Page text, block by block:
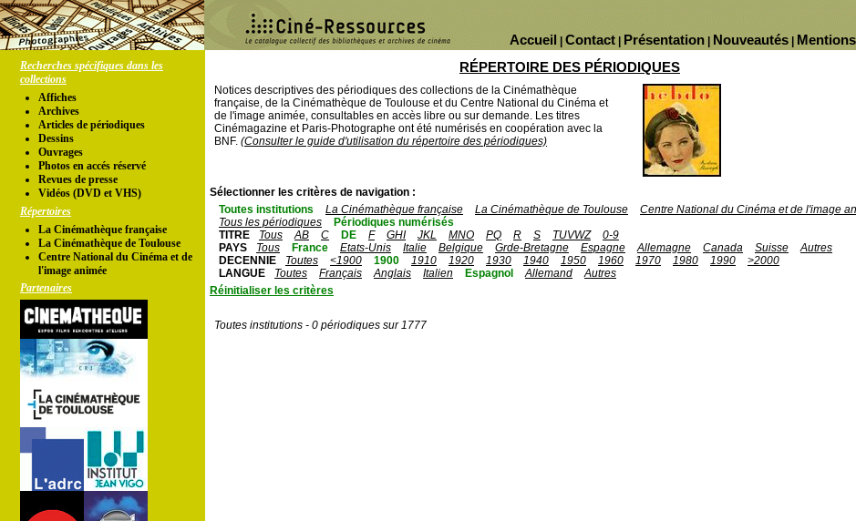
Nouveautés
Présentation
Contact
Accueil
Recherches spécifiques dans les
collections
Affiches
Archives
Articles de périodiques
Dessins
Ouvrages
Photos en accés réservé
Revues de presse
Vidéos (DVD et VHS)
Répertoires
La Cinémathèque française
La Cinémathèque de Toulouse
Centre National du Cinéma et de
l'image animée
Partenaires
RÉPERTOIRE DES PÉRIODIQUES
Notices descriptives des périodiques des collections de la Cinémathèque
française, de la Cinémathèque de Toulouse et du Centre National du Cinéma et
de l'image animée, consultables en accès libre ou sur demande. Les titres
Cinémagazine et Paris-Photographe ont été numérisés en coopération avec la
BNF. (Consulter le guide d'utilisation du répertoire des périodiques)
Sélectionner les critères de navigation :
Toutes institutions
La Cinémathèque française La Cinémathèque de Toulouse
Centre National du Cinéma et de l'image
Tous les périodiques
Périodiques numérisés
TITRE
Tous AB C DE F GHI JKL MNO PQ R S TUVWZ
0-9
PAYS
Tous France Etats-Unis Italie Belgique Grde-Bretagne Espagne Allemagne Canada Suisse
Autres
DECENNIE
Toutes <1900 1900 1910 1920 1930 1940 1950 1960 1970 1980 1990
>2000
LANGUE
Toutes Français Anglais Italien Espagnol Allemand
Autres
Réinitialiser les critères
Toutes institutions - 0 périodiques sur 1777